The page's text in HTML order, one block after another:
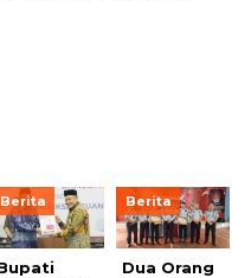
Berita Berita
Dua Orang